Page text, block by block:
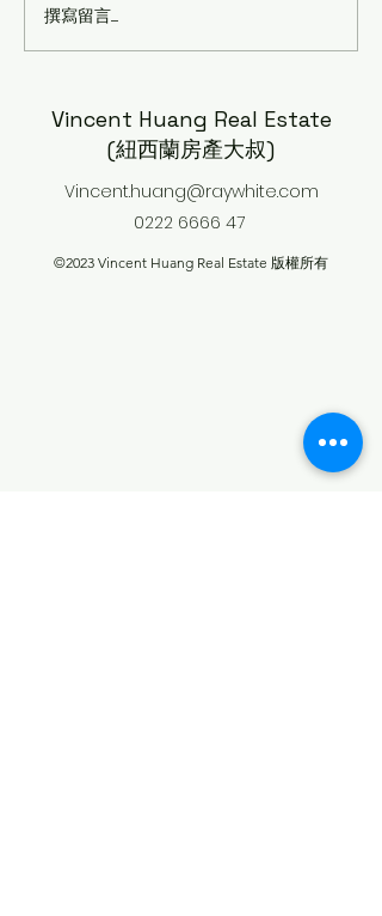
🚧【紐西蘭房產大叔分
析】Panmure 未來50年人
Watercare工程，房地產投
資人真的不能忽略！
撰寫留言......
Vincent Huang Real Estate
(紐西蘭房產大叔)
Vincent.huang@raywhite.com
0222 6666 47
©2023 Vincent Huang Real Estate 版權所有